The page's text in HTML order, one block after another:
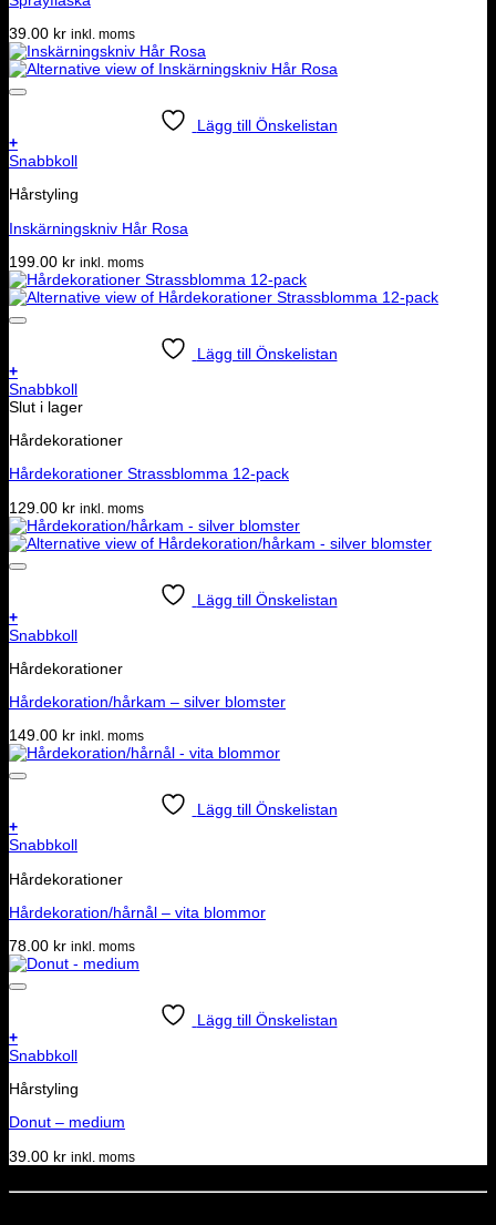
39.00 kr inkl. moms
Lägg till Önskelistan
+
Snabbkoll
Hårstyling
Inskärningskniv Hår Rosa
199.00 kr inkl. moms
Lägg till Önskelistan
+
Snabbkoll
Slut i lager
Hårdekorationer
Hårdekorationer Strassblomma 12-pack
129.00 kr inkl. moms
Lägg till Önskelistan
+
Snabbkoll
Hårdekorationer
Hårdekoration/hårkam – silver blomster
149.00 kr inkl. moms
Lägg till Önskelistan
+
Snabbkoll
Hårdekorationer
Hårdekoration/hårnål – vita blommor
78.00 kr inkl. moms
Lägg till Önskelistan
+
Snabbkoll
Hårstyling
Donut – medium
39.00 kr inkl. moms